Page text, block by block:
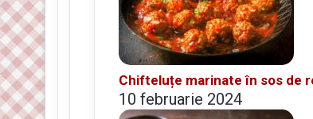
Chifteluțe marinate în sos de
10 februarie 2024